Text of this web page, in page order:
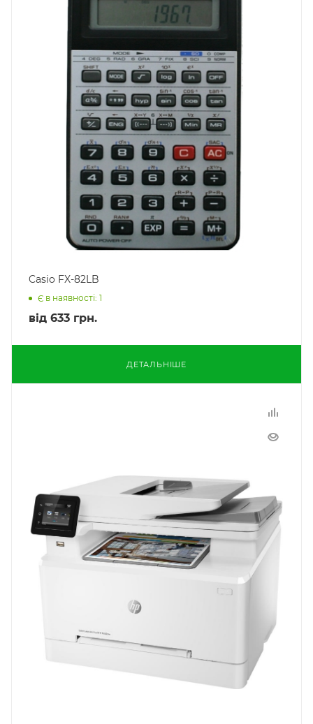
Casio FX-82LB
Є в наявності: 1
від 633 грн.
ДЕТАЛЬНІШЕ